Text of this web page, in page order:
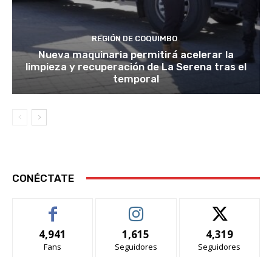
REGIÓN DE COQUIMBO
Nueva maquinaria permitirá acelerar la
limpieza y recuperación de La Serena tras el
temporal
CONÉCTATE
4,941
Fans
1,615
Seguidores
4,319
Seguidores